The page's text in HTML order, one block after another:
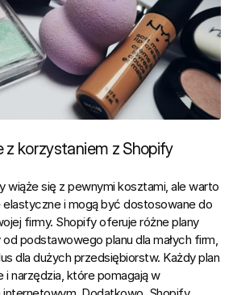
z korzystaniem z Shopify
wiąże się z pewnymi kosztami, ale warto
elastyczne i mogą być dostosowane do
firmy. Shopify oferuje różne plany
podstawowego planu dla małych firm,
dla dużych przedsiębiorstw. Każdy plan
narzędzia, które pomagają w